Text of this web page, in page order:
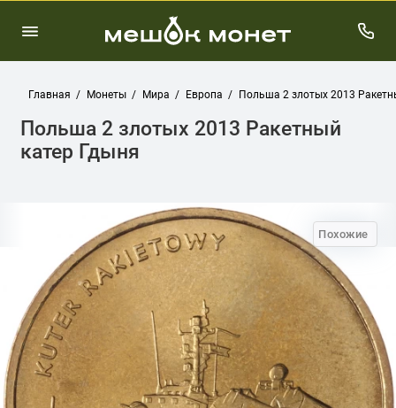
Главная Монеты Мира Европа Польша 2 злотых 2013
Польша 2 злотых 2013 Ракетный
катер Гдыня
Похожие